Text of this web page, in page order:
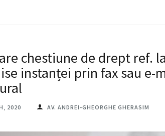
chestiune de drept ref.
instanței prin fax sau
2020 AV. ANDREI-GHEORGHE GHERASIM